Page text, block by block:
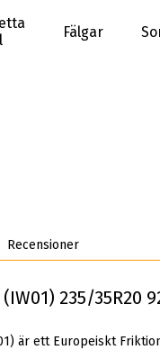
Fälgar
Recensioner
235/35R20
är ett Europeiskt